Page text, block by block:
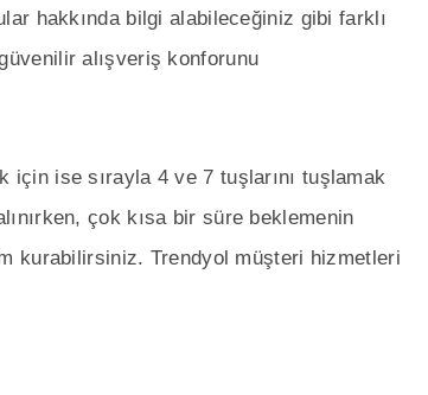
hakkında bilgi alabileceğiniz gibi farklı
alışveriş konforunu
ise sırayla 4 ve 7 tuşlarını tuşlamak
çok kısa bir süre beklemenin
kurabilirsiniz. Trendyol müşteri hizmetleri